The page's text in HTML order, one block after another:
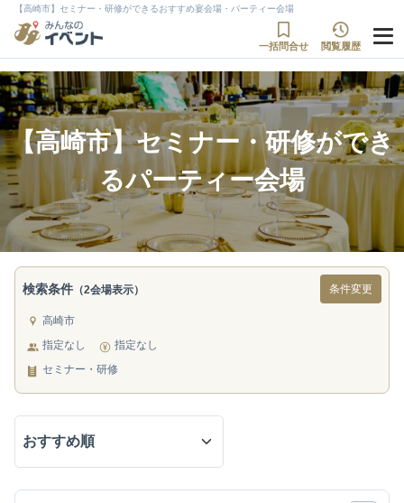
【高崎市】セミナー・研修ができるおすすめ宴会場・パーティー会場
一括問合せ 閲覧履歴
【高崎市】セミナー・研修ができ
るパーティー会場
検索条件 （2会場表示） 条件変更
高崎市
指定なし
指定なし
セミナー・研修